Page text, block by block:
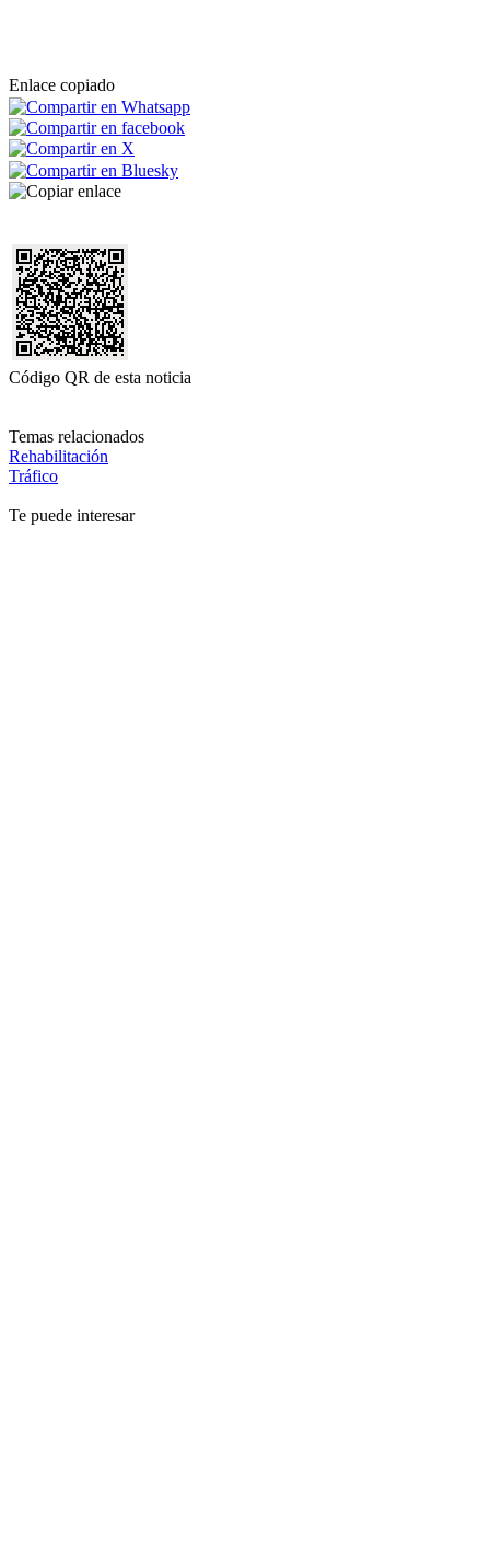
Enlace copiado
Código QR de esta noticia
Temas relacionados
Rehabilitación
Tráfico
Te puede interesar